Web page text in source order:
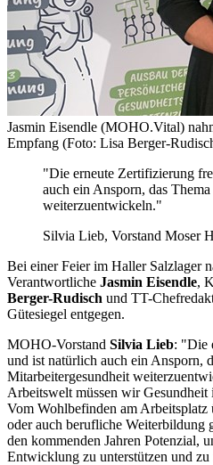
Jasmin Eisendle (MOHO.Vital)
Empfang (Foto: Lisa Berger-
"Die erneute Zertifizierung
auch ein Ansporn, das
weiterzuentwickeln."
Silvia Lieb, Vorstand Moser
Bei einer Feier im Haller Salzlager
Verantwortliche Jasmin Eisendle,
Berger-Rudisch und TT-
Gütesiegel entgegen.
MOHO-Vorstand Silvia Lieb: "Die
und ist natürlich auch ein Ansporn,
Mitarbeitergesundheit
Arbeitswelt müssen wir
Vom Wohlbefinden am
oder auch berufliche
den kommenden Jahren Potenzial,
Entwicklung zu unterstützen und